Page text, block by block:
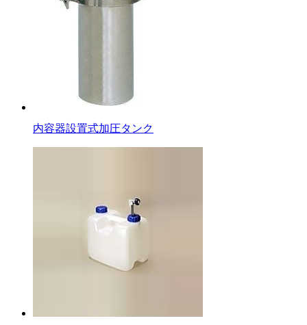
内容器設置式加圧タンク